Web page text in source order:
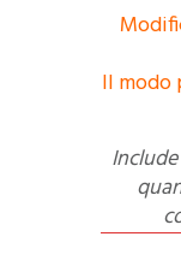
Il modo